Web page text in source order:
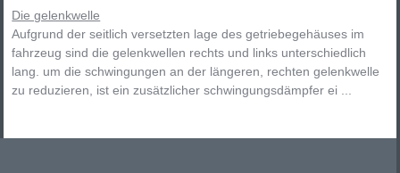
Die gelenkwelle
Aufgrund der seitlich versetzten lage des getriebegehäuses im
fahrzeug sind die gelenkwellen rechts und links unterschiedlich
lang. um die schwingungen an der längeren, rechten gelenkwelle
zu reduzieren, ist ein zusätzlicher schwingungsdämpfer ei ...